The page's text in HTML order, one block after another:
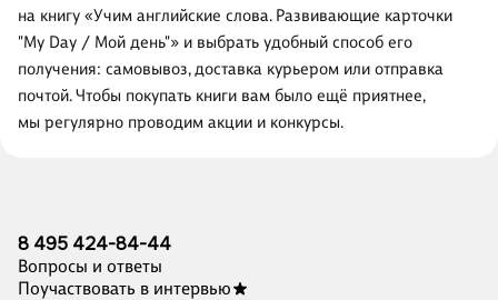
на книгу «Учим английские слова. Развивающие карточки
"My Day / Мой день"» и выбрать удобный способ его
получения: самовывоз, доставка курьером или отправка
почтой. Чтобы покупать книги вам было ещё приятнее,
мы регулярно проводим акции и конкурсы.
8 495 424-84-44
Вопросы и ответы
Поучаствовать в интервью